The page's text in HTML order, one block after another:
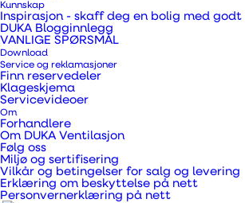
Kunnskap
Inspirasjon - skaff deg en bolig med godt
DUKA Blogginnlegg
VANLIGE SPØRSMÅL
Download
Service og reklamasjoner
Finn reservedeler
Klageskjema
Servicevideoer
Om
Forhandlere
Om DUKA Ventilasjon
Følg oss
Miljø og sertifisering
Vilkår og betingelser for salg og levering
Erklæring om beskyttelse på nett
Personvernerklæring på nett
Hjem
Våre produkter
DUKA One
DUKA One D6
DUKA One D6